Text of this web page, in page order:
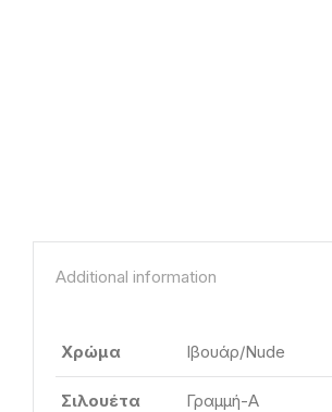
Additional information
Χρώμα Ιβουάρ/Nude
Σιλουέτα Γραμμή-Α